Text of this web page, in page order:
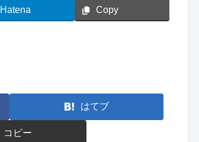
Hatena Copy
はてブ
コピー